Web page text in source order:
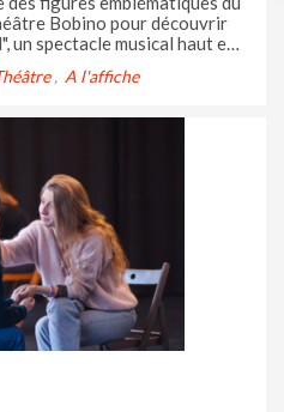
Bobino pour découvrir
un spectacle musical haut en
A l'affiche